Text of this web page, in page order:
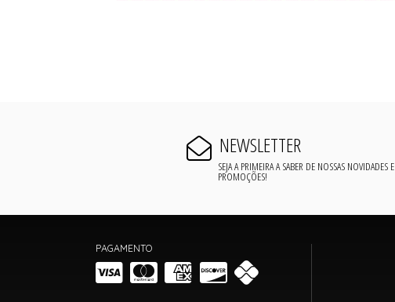
NEWSLETTER
SEJA A PRIMEIRA A SABER DE NOSSAS NOVIDADES E
PROMOÇÕES!
PAGAMENTO